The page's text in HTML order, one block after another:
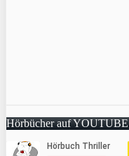
Hörbücher auf YOUTUBE